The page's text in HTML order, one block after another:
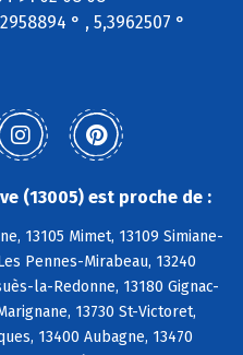
° , 5,3962507 °
(13005) est proche de :
13105 Mimet, 13109 Simiane-
Pennes-Mirabeau, 13240
la-Redonne, 13180 Gignac-
13730 St-Victoret,
13400 Aubagne, 13470